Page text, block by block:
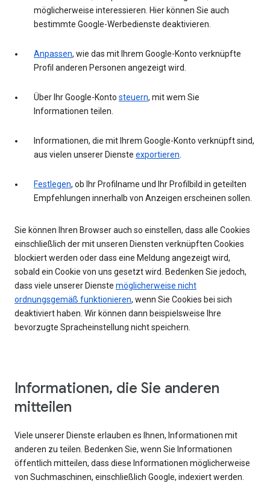
möglicherweise interessieren. Hier können Sie auch
bestimmte Google-Werbedienste deaktivieren.
Anpassen, wie das mit Ihrem Google-Konto verknüpfte
Profil anderen Personen angezeigt wird.
Über Ihr Google-Konto steuern, mit wem Sie
Informationen teilen.
Informationen, die mit Ihrem Google-Konto verknüpft sind,
aus vielen unserer Dienste exportieren.
Festlegen, ob Ihr Profilname und Ihr Profilbild in geteilten
Empfehlungen innerhalb von Anzeigen erscheinen sollen.
Sie können Ihren Browser auch so einstellen, dass alle Cookies
einschließlich der mit unseren Diensten verknüpften Cookies
blockiert werden oder dass eine Meldung angezeigt wird,
sobald ein Cookie von uns gesetzt wird. Bedenken Sie jedoch,
dass viele unserer Dienste möglicherweise nicht
ordnungsgemäß funktionieren, wenn Sie Cookies bei sich
deaktiviert haben. Wir können dann beispielsweise Ihre
bevorzugte Spracheinstellung nicht speichern.
Informationen, die Sie anderen
mitteilen
Viele unserer Dienste erlauben es Ihnen, Informationen mit
anderen zu teilen. Bedenken Sie, wenn Sie Informationen
öffentlich mitteilen, dass diese Informationen möglicherweise
von Suchmaschinen, einschließlich Google, indexiert werden.